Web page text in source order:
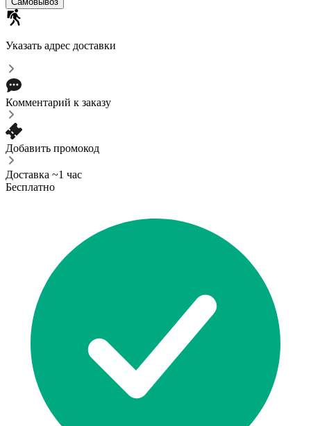
Указать адрес доставки
Комментарий к заказу
Добавить промокод
Доставка ~1 час
Бесплатно